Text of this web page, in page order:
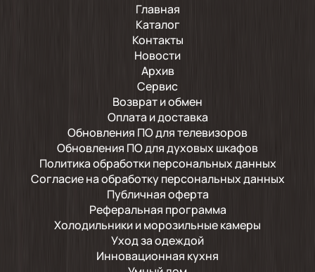
Главная
Каталог
Контакты
Новости
Архив
Сервис
Возврат и обмен
Оплата и доставка
Обновления ПО для телевизоров
Обновления ПО для духовых шкафов
Политика обработки персональных данных
Согласие на обработку персональных данных
Публичная оферта
Реферальная программа
Холодильники и морозильные камеры
Уход за одеждой
Инновационная кухня